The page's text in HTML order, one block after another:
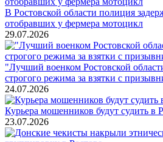
В Ростовской области полиция
отобравших у фермера мотоцикл
29.07.2026
"Лучший военком Ростовской
строгого режима за взятки с
24.07.2026
Курьера мошенников будут судить в
23.07.2026